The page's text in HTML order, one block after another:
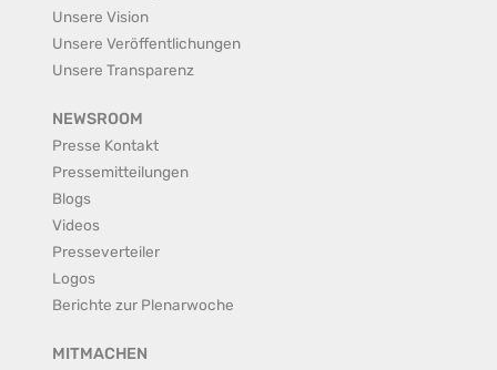
Unsere Vision
Unsere Veröffentlichungen
Unsere Transparenz
NEWSROOM
Presse Kontakt
Pressemitteilungen
Blogs
Videos
Presseverteiler
Logos
Berichte zur Plenarwoche
MITMACHEN